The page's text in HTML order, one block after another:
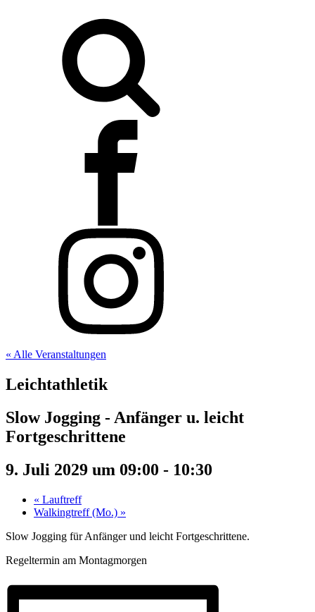
« Alle Veranstaltungen
Leichtathletik
Slow Jogging - Anfänger u. leicht
Fortgeschrittene
9. Juli 2029 um 09:00 - 10:30
« Lauftreff
Walkingtreff (Mo.) »
Slow Jogging für Anfänger und leicht Fortgeschrittene.
Regeltermin am Montagmorgen